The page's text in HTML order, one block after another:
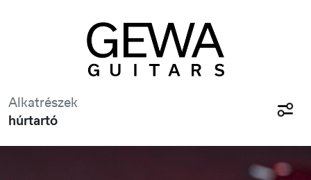
Alkatrészek
húrtartó